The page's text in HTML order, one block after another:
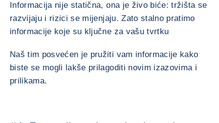
Informacija nije statična, ona je živo biće: tržišta se
razvijaju i rizici se mijenjaju. Zato stalno pratimo
informacije koje su ključne za vašu tvrtku
Naš tim posvećen je pružiti vam informacije kako
biste se mogli lakše prilagoditi novim izazovima i
prilikama.